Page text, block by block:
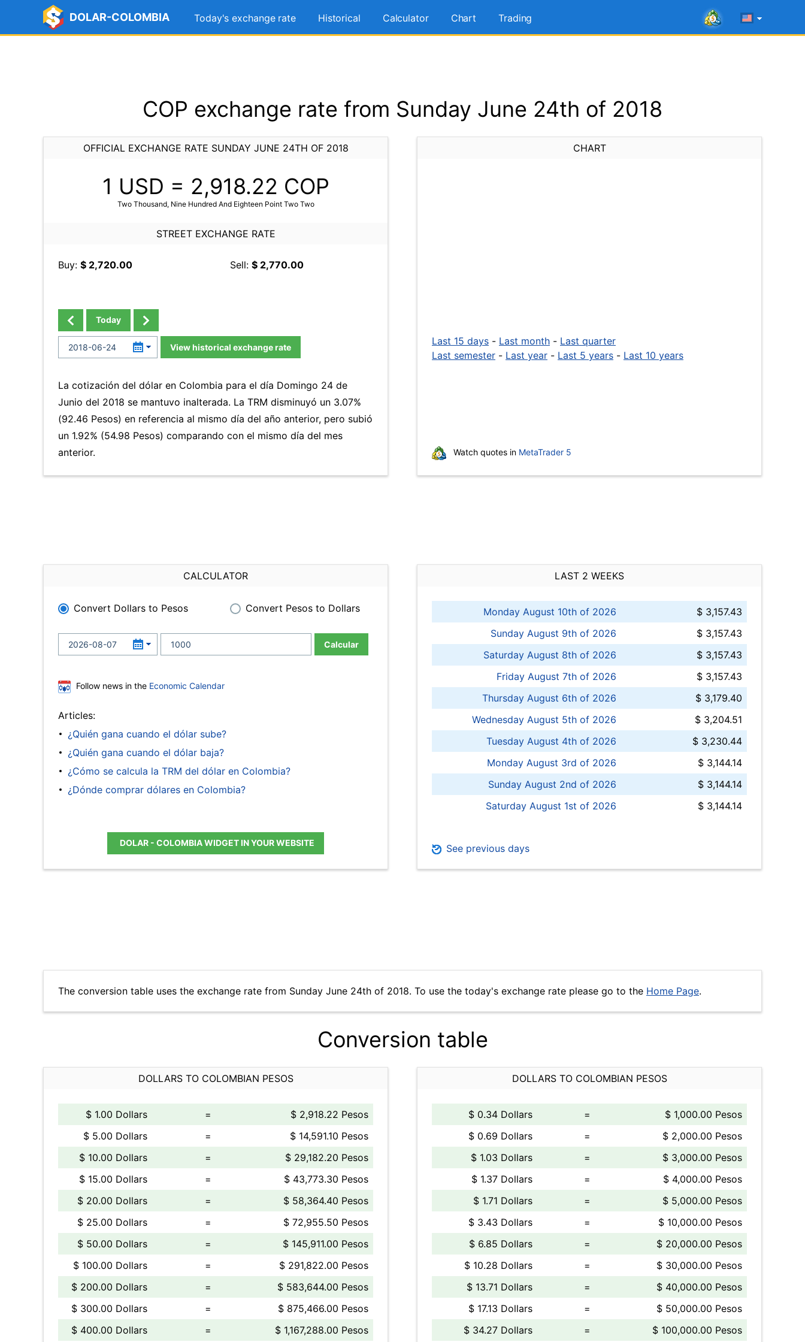
DOLAR-COLOMBIA Today's exchange rate Historical Calculator Chart Trading
COP exchange rate from Sunday June 24th of 2018
OFFICIAL EXCHANGE RATE SUNDAY JUNE 24TH OF 2018
1 USD = 2,918.22 COP
Two Thousand, Nine Hundred And Eighteen Point Two Two
STREET EXCHANGE RATE
Buy: $ 2,720.00 Sell: $ 2,770.00
Today
View historical exchange rate
La cotización del dólar en Colombia para el día Domingo 24 de
Junio del 2018 se mantuvo inalterada. La TRM disminuyó un 3.07%
(92.46 Pesos) en referencia al mismo día del año anterior, pero subió
un 1.92% (54.98 Pesos) comparando con el mismo día del mes
anterior.
CHART
Last 15 days - Last month - Last quarter
Last semester - Last year - Last 5 years - Last 10 years
Watch quotes in MetaTrader 5
CALCULATOR
Convert Dollars to Pesos Convert Pesos to Dollars
Calcular
Follow news in the Economic Calendar
Articles:
¿Quién gana cuando el dólar sube?
¿Quién gana cuando el dólar baja?
¿Cómo se calcula la TRM del dólar en Colombia?
¿Dónde comprar dólares en Colombia?
DOLAR - COLOMBIA WIDGET IN YOUR WEBSITE
LAST 2 WEEKS
Monday August 10th of 2026
$ 3,157.43
Sunday August 9th of 2026
$ 3,157.43
Saturday August 8th of 2026
$ 3,157.43
Friday August 7th of 2026
$ 3,157.43
Thursday August 6th of 2026
$ 3,179.40
Wednesday August 5th of 2026
$ 3,204.51
Tuesday August 4th of 2026
$ 3,230.44
Monday August 3rd of 2026
$ 3,144.14
Sunday August 2nd of 2026
$ 3,144.14
Saturday August 1st of 2026
$ 3,144.14
See previous days
The conversion table uses the exchange rate from Sunday June 24th of 2018. To use the today's exchange rate please go to the Home Page.
Conversion table
DOLLARS TO COLOMBIAN PESOS
$ 1.00 Dollars =
$ 2,918.22 Pesos
$ 5.00 Dollars
=
$ 14,591.10 Pesos
$ 10.00 Dollars
=
$ 29,182.20 Pesos
$ 15.00 Dollars
=
$ 43,773.30 Pesos
$ 20.00 Dollars
=
$ 58,364.40 Pesos
$ 25.00 Dollars
=
$ 72,955.50 Pesos
$ 50.00 Dollars
=
$ 145,911.00 Pesos
$ 100.00 Dollars
=
$ 291,822.00 Pesos
$ 200.00 Dollars
=
$ 583,644.00 Pesos
$ 300.00 Dollars
=
$ 875,466.00 Pesos
$ 400.00 Dollars
= $ 1,167,288.00 Pesos
DOLLARS TO COLOMBIAN PESOS
$ 0.34 Dollars =
$ 1,000.00 Pesos
$ 0.69 Dollars
=
$ 2,000.00 Pesos
$ 1.03 Dollars
=
$ 3,000.00 Pesos
$ 1.37 Dollars
=
$ 4,000.00 Pesos
$ 1.71 Dollars
=
$ 5,000.00 Pesos
$ 3.43 Dollars
=
$ 10,000.00 Pesos
$ 6.85 Dollars
=
$ 20,000.00 Pesos
$ 10.28 Dollars
=
$ 30,000.00 Pesos
$ 13.71 Dollars
=
$ 40,000.00 Pesos
$ 17.13 Dollars
=
$ 50,000.00 Pesos
$ 34.27 Dollars
= $ 100,000.00 Pesos